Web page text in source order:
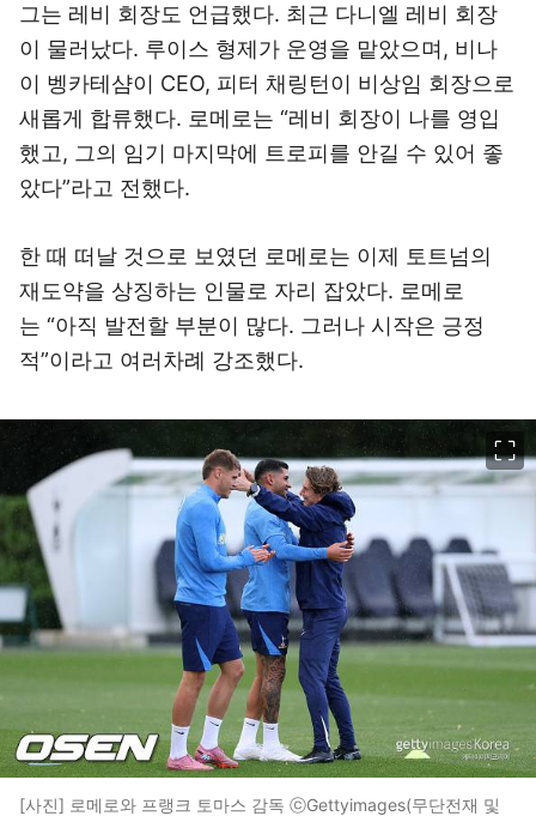
그는 레비 회장도 언급했다. 최근 다니엘 레비 회장
이 물러났다. 루이스 형제가 운영을 맡았으며, 비나
이 벵카테샴이 CEO, 피터 채링턴이 비상임 회장으로
새롭게 합류했다. 로메로는 “레비 회장이 나를 영입
했고, 그의 임기 마지막에 트로피를 안길 수 있어 좋
았다”라고 전했다.
한 때 떠날 것으로 보였던 로메로는 이제 토트넘의
재도약을 상징하는 인물로 자리 잡았다. 로메로
는 “아직 발전할 부분이 많다. 그러나 시작은 긍정
적”이라고 여러차례 강조했다.
[사진] 로메로와 프랭크 토마스 감독 ⓒGettyimages(무단전재 및